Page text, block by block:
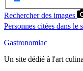
Rechercher des images
Personnes citées dans le
Gastronomiac
Un site dédié à l'art